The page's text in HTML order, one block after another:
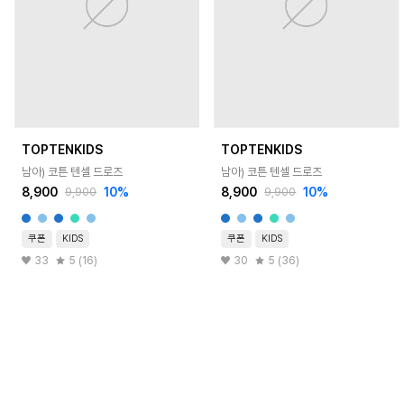
TOPTENKIDS
남아) 코튼 텐셀 드로즈
8,900 9,900 10%
쿠폰 KIDS
33 5 (16)
TOPTENKIDS
남아) 코튼 텐셀 드로즈
8,900 9,900 10%
쿠폰 KIDS
30 5 (36)